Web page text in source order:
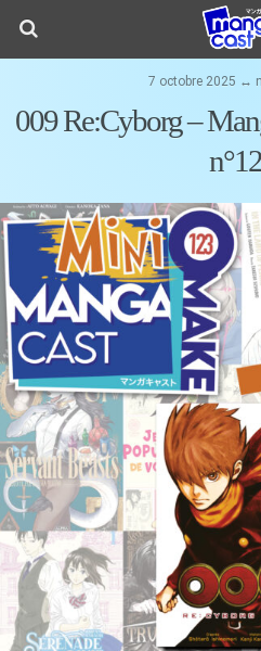
7 octobre 2025 ↔
009 Re:Cyborg –